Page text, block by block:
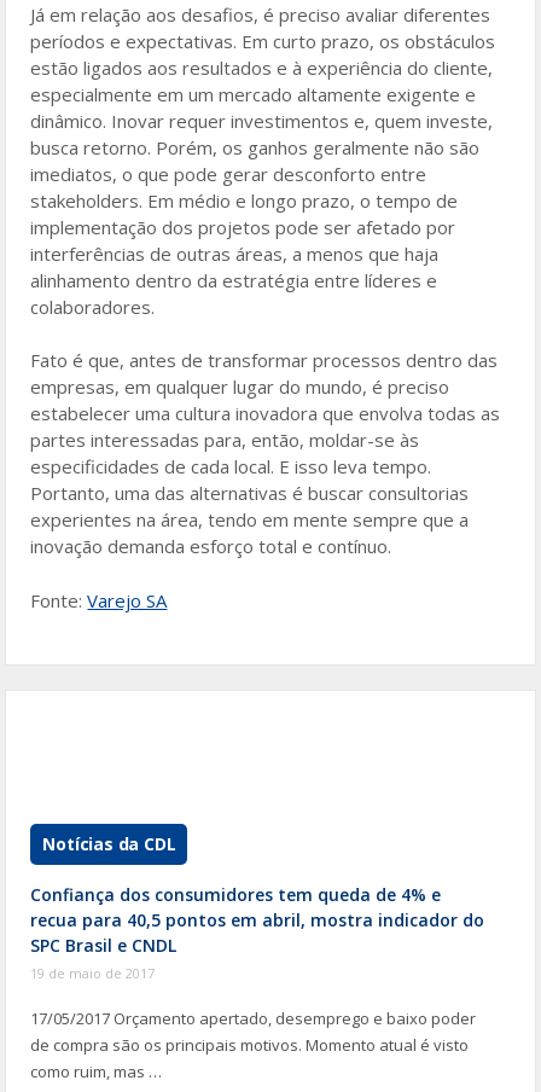
Já em relação aos desafios, é preciso avaliar diferentes
períodos e expectativas. Em curto prazo, os obstáculos
estão ligados aos resultados e à experiência do cliente,
especialmente em um mercado altamente exigente e
dinâmico. Inovar requer investimentos e, quem investe,
busca retorno. Porém, os ganhos geralmente não são
imediatos, o que pode gerar desconforto entre
stakeholders. Em médio e longo prazo, o tempo de
implementação dos projetos pode ser afetado por
interferências de outras áreas, a menos que haja
alinhamento dentro da estratégia entre líderes e
colaboradores.
Fato é que, antes de transformar processos dentro das
empresas, em qualquer lugar do mundo, é preciso
estabelecer uma cultura inovadora que envolva todas as
partes interessadas para, então, moldar-se às
especificidades de cada local. E isso leva tempo.
Portanto, uma das alternativas é buscar consultorias
experientes na área, tendo em mente sempre que a
inovação demanda esforço total e contínuo.
Fonte:Varejo SA
Notícias da CDL
Confiança dos consumidores tem queda de 4% e
recua para 40,5 pontos em abril, mostra indicador do
SPC Brasil e CNDL
19 de maio de 2017
17/05/2017 Orçamento apertado, desemprego e baixo poder
de compra são os principais motivos. Momento atual é visto
como ruim, mas …